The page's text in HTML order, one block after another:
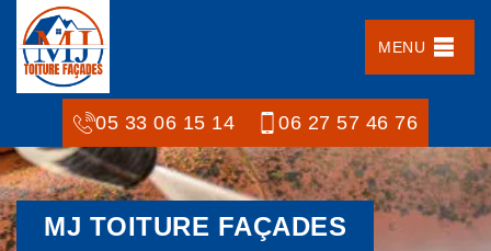
MENU
05 33 06 15 14 06 27 57 46 76
MJ TOITURE FAÇADES